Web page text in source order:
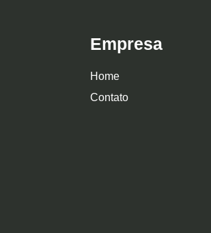
Empresa
Home
Contato